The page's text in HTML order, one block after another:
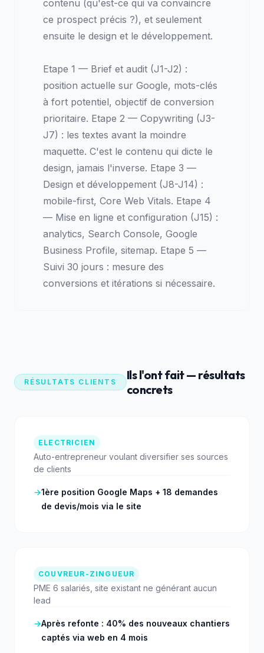
contenu (qu'est-ce qui va convaincre
ce prospect précis ?), et seulement
ensuite le design et le développement.
Etape 1 — Brief et audit (J1-J2) :
position actuelle sur Google, mots-clés
à fort potentiel, objectif de conversion
prioritaire. Etape 2 — Copywriting (J3-
J7) : les textes avant la moindre
maquette. C'est le contenu qui dicte le
design, jamais l'inverse. Etape 3 —
Design et développement (J8-J14) :
mobile-first, Core Web Vitals. Etape 4
— Mise en ligne et configuration (J15) :
analytics, Search Console, Google
Business Profile, sitemap. Etape 5 —
Suivi 30 jours : mesure des
conversions et itérations si nécessaire.
RÉSULTATS CLIENTS
Ils l'ont fait — résultats
concrets
ELECTRICIEN
Auto-entrepreneur voulant diversifier ses sources
de clients
→1ère position Google Maps + 18 demandes
de devis/mois via le site
COUVREUR-ZINGUEUR
PME 6 salariés, site existant ne générant aucun
lead
→Après refonte : 40% des nouveaux chantiers
captés via web en 4 mois